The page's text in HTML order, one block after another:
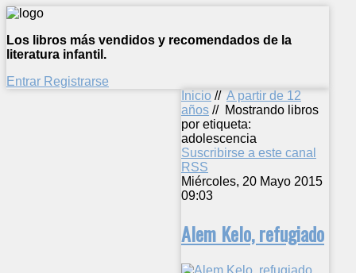
Los libros más vendidos y recomendados de la
literatura infantil.
Entrar Registrarse
Inicio // A partir de 12
años // Mostrando libros
por etiqueta:
adolescencia
Suscribirse a este canal
RSS
Miércoles, 20 Mayo 2015
09:03
Alem Kelo, refugiado